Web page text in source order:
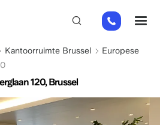
02
808
65
Kantoorruimte Brussel
Europese
120, Brussel